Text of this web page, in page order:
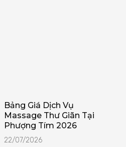
Bảng Giá Dịch Vụ
Massage Thư Giãn Tại
Phượng Tím 2026
22/07/2026